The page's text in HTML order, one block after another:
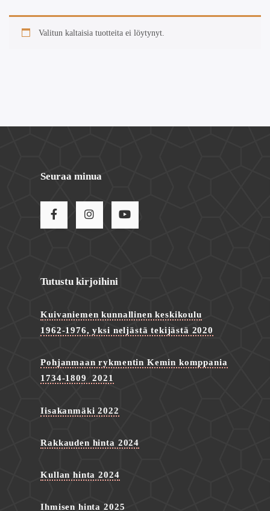
Valitun kaltaisia tuotteita ei löytynyt.
Seuraa minua
Tutustu kirjoihini
Kuivaniemen kunnallinen keskikoulu
1962-1976, yksi neljästä tekijästä 2020
Pohjanmaan rykmentin Kemin komppania
1734-1809 2021
Iisakanmäki 2022
Rakkauden hinta 2024
Kullan hinta 2024
Ihmisen hinta 2025